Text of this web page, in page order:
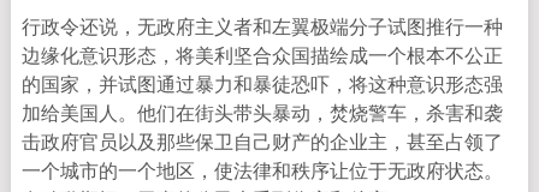
行政令还说，无政府主义者和左翼极端分子试图推行一种
边缘化意识形态，将美利坚合众国描绘成一个根本不公正
的国家，并试图通过暴力和暴徒恐吓，将这种意识形态强
加给美国人。他们在街头带头暴动，焚烧警车，杀害和袭
击政府官员以及那些保卫自己财产的企业主，甚至占领了
一个城市的一个地区，使法律和秩序让位于无政府状态。